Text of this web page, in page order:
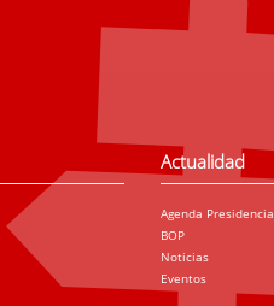
Actualidad
Agenda Presidencia
BOP
Noticias
Eventos